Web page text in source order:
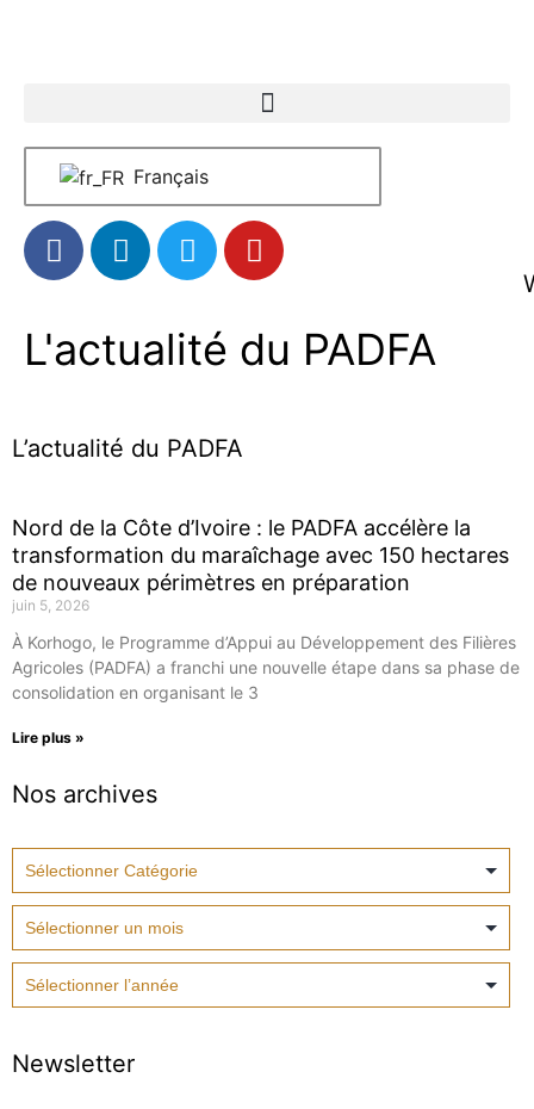
Français
L'actualité du PADFA
L’actualité du PADFA
Nord de la Côte d’Ivoire : le PADFA accélère la
transformation du maraîchage avec 150 hectares
de nouveaux périmètres en préparation
juin 5, 2026
À Korhogo, le Programme d’Appui au Développement des Filières
Agricoles (PADFA) a franchi une nouvelle étape dans sa phase de
consolidation en organisant le 3
Lire plus »
Nos archives
Newsletter